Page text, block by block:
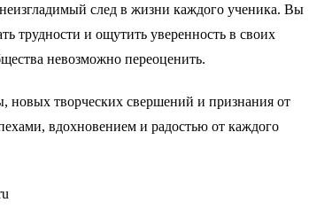
след в жизни каждого ученика. Вы
трудности и ощутить уверенность в своих
невозможно переоценить.
новых творческих свершений и признания от
вдохновением и радостью от каждого